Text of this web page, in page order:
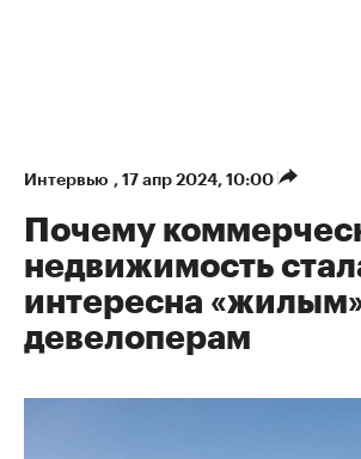
Интервью , 17 апр 2024, 10:00
Почему
недвижимость
интересна
девелоперам